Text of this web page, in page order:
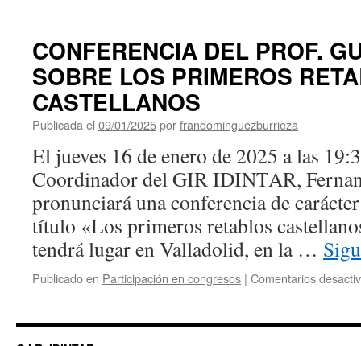
CONFERENCIA DEL PROF.
SOBRE LOS PRIMEROS
CASTELLANOS
Publicada el 09/01/2025porfrandominguezburrieza
El jueves 16 de enero de 2025 a las
Coordinador del GIR IDINTAR,
pronunciará una conferencia de
título «Los primeros retablos
tendrá lugar en Valladolid, en la …
Publicado en Participación en congresos | Comentarios